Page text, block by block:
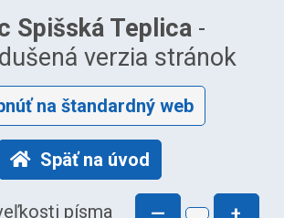
Spišská Teplica -
verzia stránok
na štandardný web
Späť na úvod
písma — +